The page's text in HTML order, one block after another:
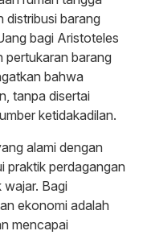
distribusi barang
bagi Aristoteles
pertukaran barang
bahwa
tanpa disertai
ketidakadilan.
alami dengan
praktik perdagangan
Bagi
ekonomi adalah
mencapai